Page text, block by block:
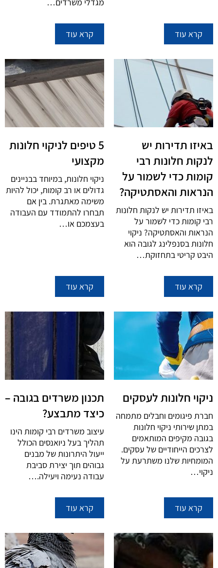
קרא עוד קרא עוד
באיזו תדירות יש
לנקות חלונות רבי
קומות כדי לשמור על
הנראות והאסתטיקה?
באיזו תדירות יש לנקות חלונות
רבי קומות כדי לשמור על
הנראות והאסתטיקה? ניקוי
חלונות בסנפלינג לגובה הוא
היבט קריטי בתחזוקת…
קרא עוד
5 טיפים לניקוי חלונות
מקצועי
ניקוי חלונות, במיוחד בבניינים
גדולים או רב קומות, יכול להיות
משימה מאתגרת. בין אם
תבחרו להתמודד עם העבודה
בעצמכם או…
קרא עוד
ניקוי חלונות לעסקים
חברת פיגומים וחבלים מתמחה
במתן שירותי ניקוי חלונות
בגובה מקיפים המותאמים
לצרכים הייחודיים של עסקים.
המומחיות שלנו משתרעת על
ניקוי…
קרא עוד
תכנון משרדים בגובה –
כיצד מתבצע?
עיצוב משרדים רבי קומות הינו
תהליך בעל ניואנסים הכולל
ייעול היתרונות של מבנים
גבוהים תוך יצירת סביבת
עבודה נעימה ויעילה.…
קרא עוד